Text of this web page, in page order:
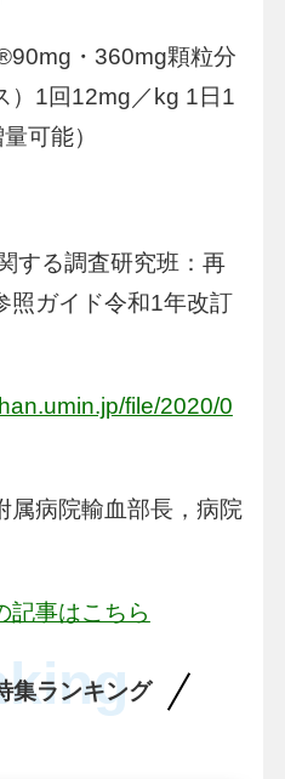
・360mg顆粒分
）1回12mg／kg 1日1
可能）
する調査研究班：再
照ガイド令和1年改訂
file/2020/0
属病院輸血部長，病院
記事はこちら
集ランキング